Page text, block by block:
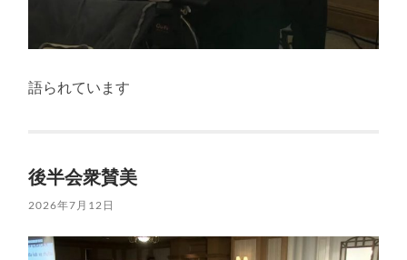
語られています
後半会衆賛美
2026年7月12日